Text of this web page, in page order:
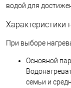
водой для
Характеристики
При выборе
Основной
семьи и